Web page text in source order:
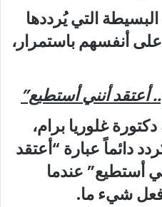
التي يُرددها
أنفسهم باستمرار،
غلوريا برام،
دائماً عبارة “أعتقد
أستطيع” عندما
شيء ما.